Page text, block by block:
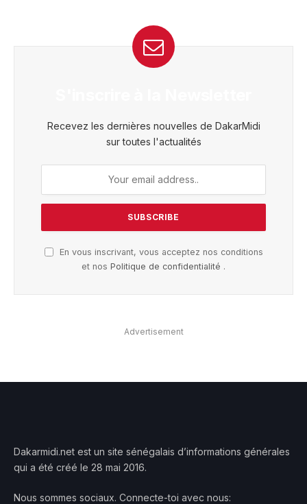
Recevez les dernières nouvelles de DakarMidi
sur toutes l'actualités
En vous inscrivant, vous acceptez nos conditions
et nos Politique de confidentialité .
Advertisement
Dakarmidi.net est un site sénégalais d’informations générales
qui a été créé le 28 mai 2016.
Nous sommes sociaux. Connecte-toi avec nous: